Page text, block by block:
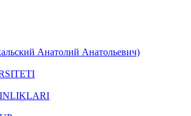
Анатолий Анатольевич)